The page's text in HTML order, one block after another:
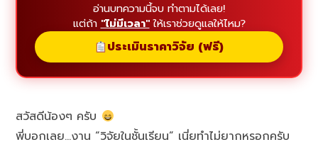
อ่านบทความนี้จบ ทำตามได้เลย!
แต่ถ้า "ไม่มีเวลา"ให้เราช่วยดูแลให้ไหม?
ประเมินราคาวิจัย (ฟรี)
สวัสดีน้องๆ ครับ
พี่บอกเลย…งาน “วิจัยในชั้นเรียน” เนี่ยทำไม่ยากหรอกครับ